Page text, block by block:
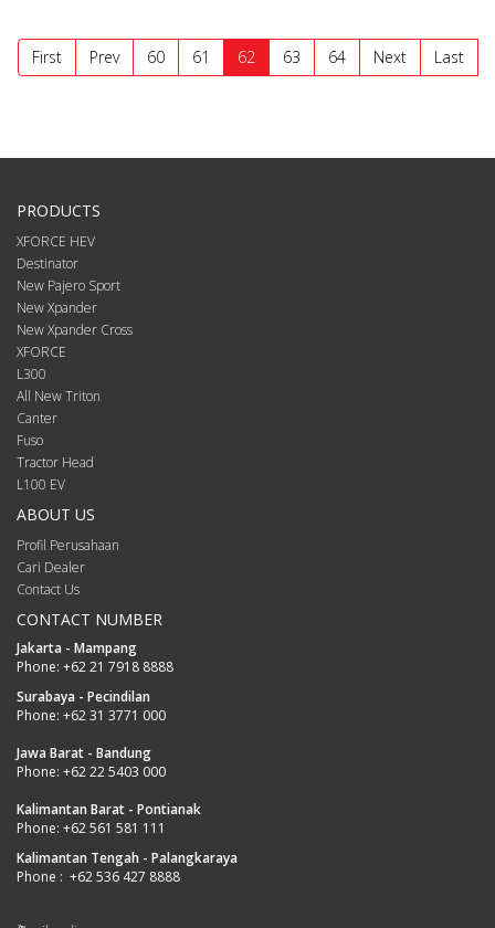
First Prev 60 61 62 63 64 Next Last
PRODUCTS
XFORCE HEV
Destinator
New Pajero Sport
New Xpander
New Xpander Cross
XFORCE
L300
All New Triton
Canter
Fuso
Tractor Head
L100 EV
ABOUT US
Profil Perusahaan
Cari Dealer
Contact Us
CONTACT NUMBER
Jakarta - Mampang
Phone: +62 21 7918 8888
Surabaya - Pecindilan
Phone: +62 31 3771 000
Jawa Barat - Bandung
Phone: +62 22 5403 000
Kalimantan Barat - Pontianak
Phone: +62 561 581 111
Kalimantan Tengah - Palangkaraya
Phone : +62 536 427 8888